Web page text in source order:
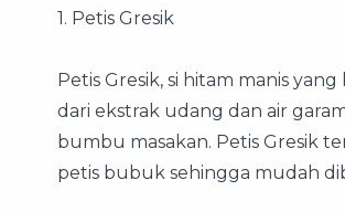
1. Petis Gresik
Petis Gresik, si hitam manis
dari ekstrak udang dan air
bumbu masakan. Petis Gresik
petis bubuk sehingga mudah